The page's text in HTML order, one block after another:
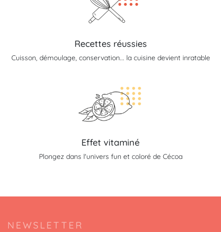
Recettes réussies
Cuisson, démoulage, conservation... la cuisine devient inratable
Effet vitaminé
Plongez dans l'univers fun et coloré de Cécoa
NEWSLETTER